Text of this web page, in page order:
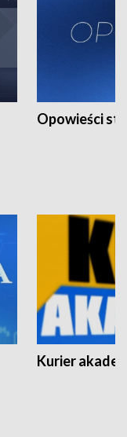
Opowieści
Kurier